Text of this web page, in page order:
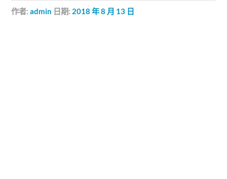
作者:admin 日期: 2018 年 8 月 13 日